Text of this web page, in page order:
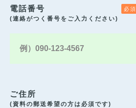
電話番号
(連絡がつく番号をご入力ください)
ご住所
(資料の郵送希望の方は必須です)